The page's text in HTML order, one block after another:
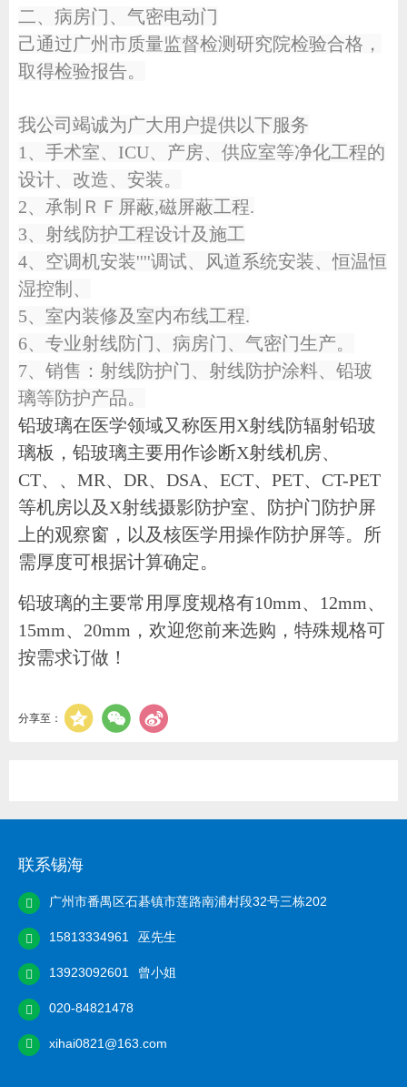
二、病房门、气密电动门
己通过广州市质量监督检测研究院检验合格，
取得检验报告。
我公司竭诚为广大用户提供以下服务
1 、手术室、 ICU、产房、供应室等净化工程的
设计、改造、安装。
2、承制ＲＦ屏蔽,磁屏蔽工程.
3、射线防护工程设计及施工
4、空调机安装''''调试、风道系统安装、恒温恒
湿控制、
5、室内装修及室内布线工程.
6、专业射线防门、病房门、气密门生产。
7、销售：射线防护门、射线防护涂料、铅玻
璃等防护产品。
铅玻璃在医学领域又称医用X射线防辐射铅玻
璃板，铅玻璃主要用作诊断X射线机房、
CT、、MR、DR、DSA、 ECT、 PET、 CT-PET
等机房以及 X射线摄影防护室、防护门防护屏
上的观察窗，以及核医学用操作防护屏等。所
需厚度可根据计算确定。
铅玻璃的主要常用厚度规格有10mm、 12mm、
15mm、 20mm ，欢迎您前来选购，特殊规格可
按需求订做！
分享至：
联系锡海
广州市番禺区石碁镇市莲路南浦村段32号三栋202
15813334961 巫先生
13923092601 曾小姐
020-84821478
xihai0821@163.com